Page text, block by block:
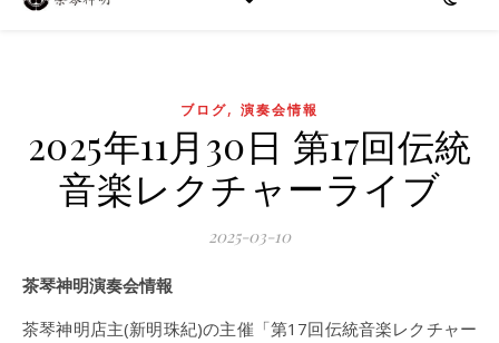
ブログ, 演奏会情報
2025年11月30日 第17回伝統
音楽レクチャーライブ
2025-03-10
茶琴神明演奏会情報
茶琴神明店主(新明珠紀)の主催「第17回伝統音楽レクチャー